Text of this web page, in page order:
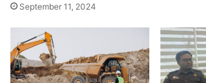
September 11, 2024